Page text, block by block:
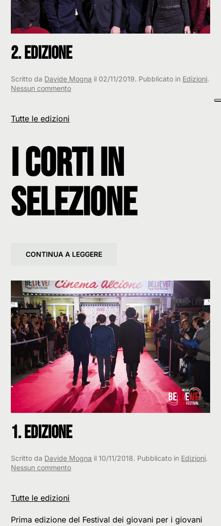
2. Edizione
Scritto da Davide Mogna il 02/11/2019. Pubblicato in Edizioni.
Nessun commentosu
Tutte le edizioni
I corti in
selezione
CONTINUA A LEGGERE
1. Edizione
Scritto da Davide Mogna il10/11/2018. Pubblicato in Edizioni.
Nessun commentosu
Tutte le edizioni
Prima edizione del Festival dei giovani per i giovani